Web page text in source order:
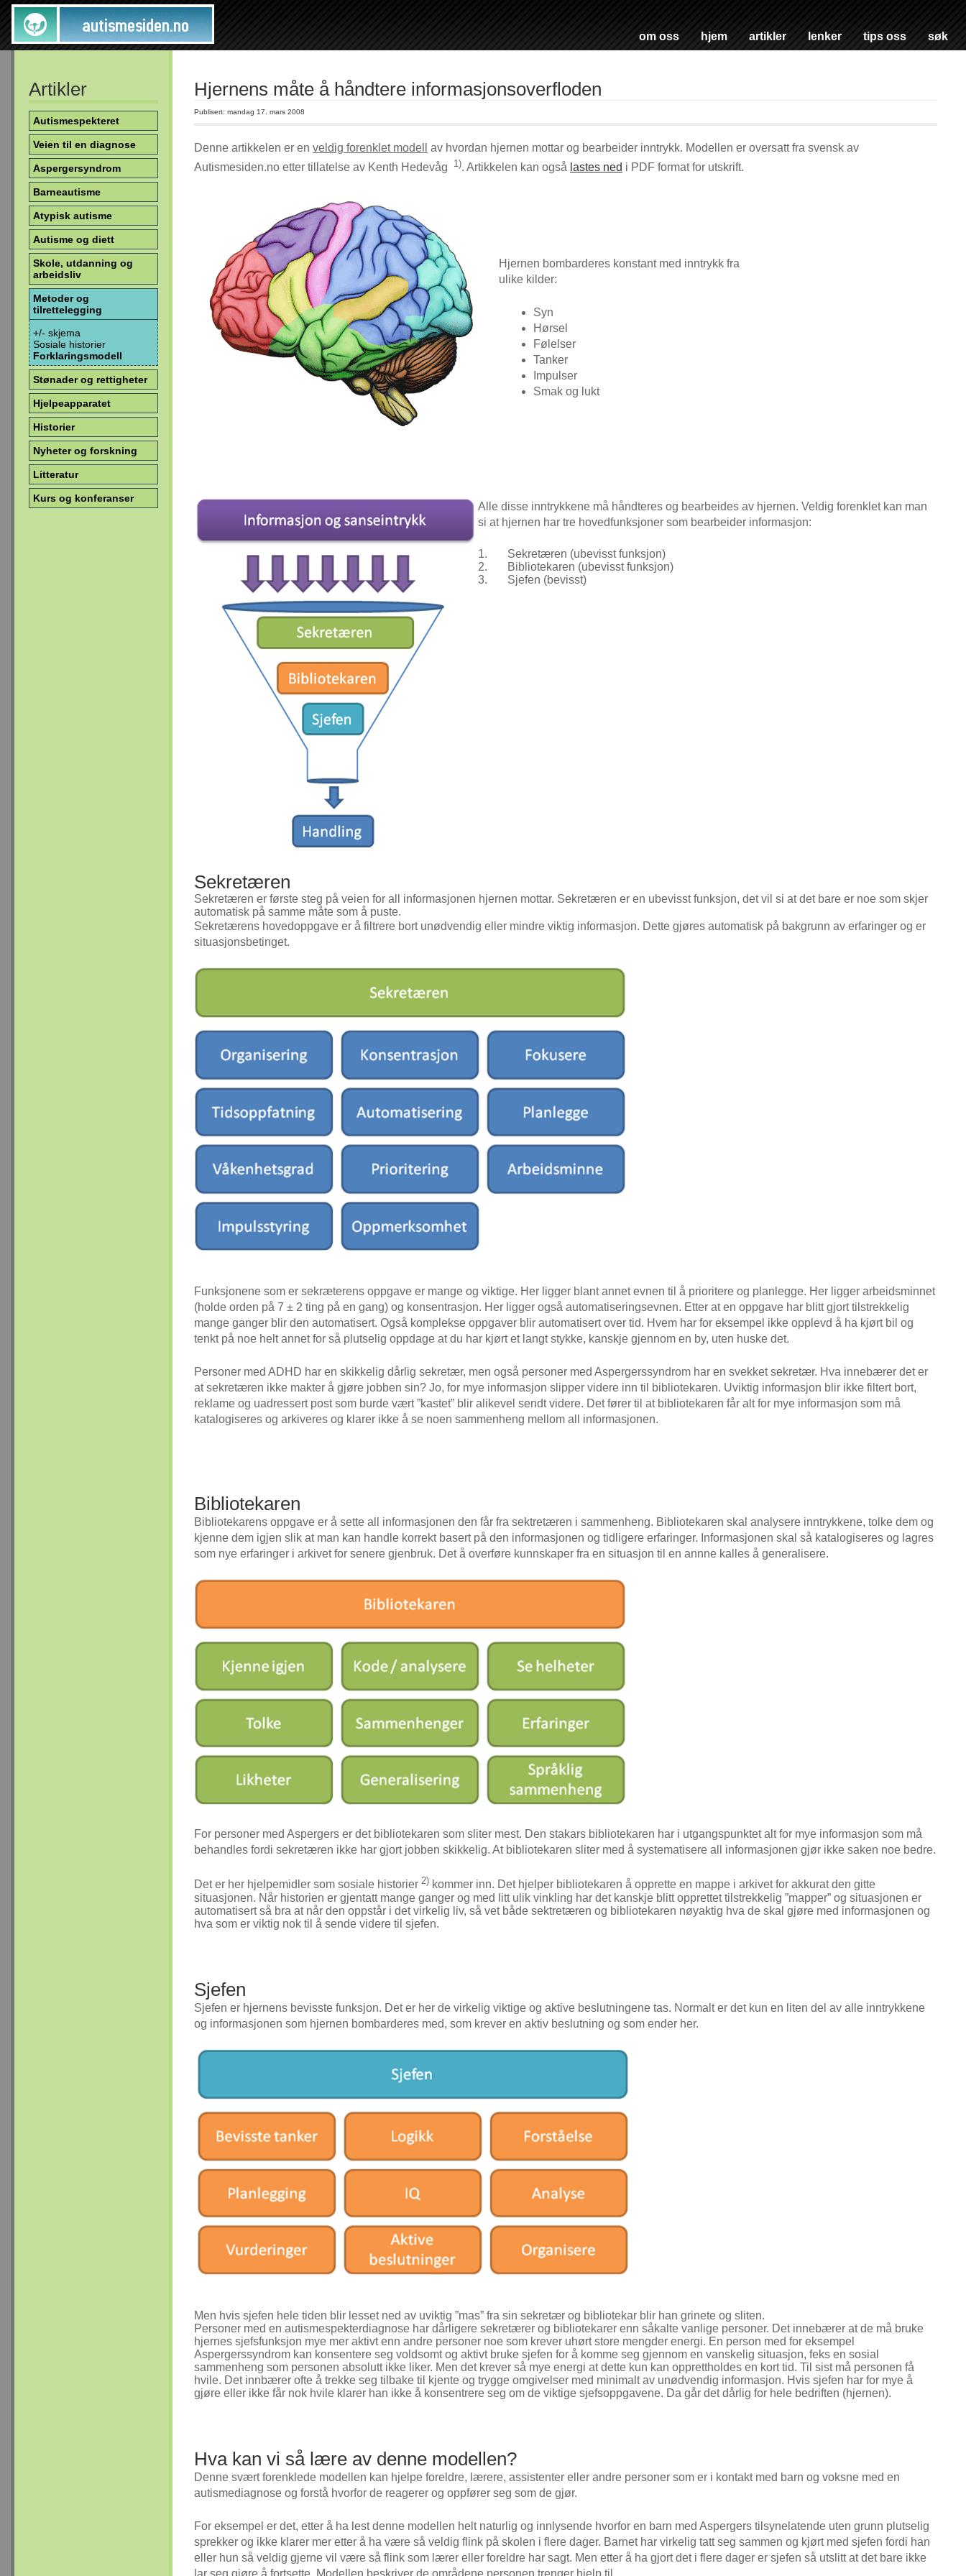
om oss hjem artikler lenker tips oss søk
Artikler
Autismespekteret
Veien til en diagnose
Aspergersyndrom
Barneautisme
Atypisk autisme
Autisme og diett
Skole, utdanning og
arbeidsliv
Metoder og
tilrettelegging
+/- skjema
Sosiale historier
Forklaringsmodell
Stønader og rettigheter
Hjelpeapparatet
Historier
Nyheter og forskning
Litteratur
Kurs og konferanser
Hjernens måte å håndtere informasjonsoverfloden
Publisert: mandag 17. mars 2008
Denne artikkelen er en veldig forenklet modell
av hvordan hjernen mottar og bearbeider inntrykk. Modellen er oversatt fra svensk av
Autismesiden.no etter tillatelse av Kenth Hedevåg
1). Artikkelen kan også lastes ned i PDF format for utskrift.
Hjernen bombarderes konstant med inntrykk fra
ulike kilder:
Syn
Hørsel
Følelser
Tanker
Impulser
Smak og lukt
Alle disse inntrykkene må håndteres og bearbeides av hjernen. Veldig forenklet kan man
si at hjernen har tre hovedfunksjoner som bearbeider informasjon:
1.
Sekretæren (ubevisst funksjon)
2.
Bibliotekaren (ubevisst funksjon)
3.
Sjefen (bevisst)
Sekretæren
Sekretæren er første steg på veien for all informasjonen hjernen mottar. Sekretæren er en ubevisst funksjon, det vil si at det bare er noe som skjer
automatisk på samme måte som å puste.
Sekretærens hovedoppgave er å filtrere bort unødvendig eller mindre viktig informasjon. Dette gjøres automatisk på bakgrunn av erfaringer og er
situasjonsbetinget.
Funksjonene som er sekræterens oppgave er mange og viktige. Her ligger blant annet evnen til å prioritere og planlegge. Her ligger arbeidsminnet
(holde orden på 7 ± 2 ting på en gang) og konsentrasjon. Her ligger også automatiseringsevnen. Etter at en oppgave har blitt gjort tilstrekkelig
mange ganger blir den automatisert. Også komplekse oppgaver blir automatisert over tid. Hvem har for eksempel ikke opplevd å ha kjørt bil og
tenkt på noe helt annet for så plutselig oppdage at du har kjørt et langt stykke, kanskje gjennom en by, uten huske det.
Personer med ADHD har en skikkelig dårlig sekretær, men også personer med Aspergerssyndrom har en svekket sekretær. Hva innebærer det er
at sekretæren ikke makter å gjøre jobben sin? Jo, for mye informasjon slipper videre inn til bibliotekaren. Uviktig informasjon blir ikke filtert bort,
reklame og uadressert post som burde vært ”kastet” blir alikevel sendt videre. Det fører til at bibliotekaren får alt for mye informasjon som må
katalogiseres og arkiveres og klarer ikke å se noen sammenheng mellom all informasjonen.
Bibliotekaren
Bibliotekarens oppgave er å sette all informasjonen den får fra sektretæren i sammenheng. Bibliotekaren skal analysere inntrykkene, tolke dem og
kjenne dem igjen slik at man kan handle korrekt basert på den informasjonen og tidligere erfaringer. Informasjonen skal så katalogiseres og lagres
som nye erfaringer i arkivet for senere gjenbruk. Det å overføre kunnskaper fra en situasjon til en annne kalles å generalisere.
For personer med Aspergers er det bibliotekaren som sliter mest. Den stakars bibliotekaren har i utgangspunktet alt for mye informasjon som må
behandles fordi sekretæren ikke har gjort jobben skikkelig. At bibliotekaren sliter med å systematisere all informasjonen gjør ikke saken noe bedre.
Det er her hjelpemidler som sosiale historier 2) kommer inn. Det hjelper bibliotekaren å opprette en mappe i arkivet for akkurat den gitte
situasjonen. Når historien er gjentatt mange ganger og med litt ulik vinkling har det kanskje blitt opprettet tilstrekkelig ”mapper” og situasjonen er
automatisert så bra at når den oppstår i det virkelig liv, så vet både sektretæren og bibliotekaren nøyaktig hva de skal gjøre med informasjonen og
hva som er viktig nok til å sende videre til sjefen.
Sjefen
Sjefen er hjernens bevisste funksjon. Det er her de virkelig viktige og aktive beslutningene tas. Normalt er det kun en liten del av alle inntrykkene
og informasjonen som hjernen bombarderes med, som krever en aktiv beslutning og som ender her.
Men hvis sjefen hele tiden blir lesset ned av uviktig ”mas” fra sin sekretær og bibliotekar blir han grinete og sliten.
Personer med en autismespekterdiagnose har dårligere sekretærer og bibliotekarer enn såkalte vanlige personer. Det innebærer at de må bruke
hjernes sjefsfunksjon mye mer aktivt enn andre personer noe som krever uhørt store mengder energi. En person med for eksempel
Aspergerssyndrom kan konsentere seg voldsomt og aktivt bruke sjefen for å komme seg gjennom en vanskelig situasjon, feks en sosial
sammenheng som personen absolutt ikke liker. Men det krever så mye energi at dette kun kan opprettholdes en kort tid. Til sist må personen få
hvile. Det innbærer ofte å trekke seg tilbake til kjente og trygge omgivelser med minimalt av unødvendig informasjon. Hvis sjefen har for mye å
gjøre eller ikke får nok hvile klarer han ikke å konsentrere seg om de viktige sjefsoppgavene. Da går det dårlig for hele bedriften (hjernen).
Hva kan vi så lære av denne modellen?
Denne svært forenklede modellen kan hjelpe foreldre, lærere, assistenter eller andre personer som er i kontakt med barn og voksne med en
autismediagnose og forstå hvorfor de reagerer og oppfører seg som de gjør.
For eksempel er det, etter å ha lest denne modellen helt naturlig og innlysende hvorfor en barn med Aspergers tilsynelatende uten grunn plutselig
sprekker og ikke klarer mer etter å ha være så veldig flink på skolen i flere dager. Barnet har virkelig tatt seg sammen og kjørt med sjefen fordi han
eller hun så veldig gjerne vil være så flink som lærer eller foreldre har sagt. Men etter å ha gjort det i flere dager er sjefen så utslitt at det bare ikke
lar seg gjøre å fortsette. Modellen beskriver de områdene personen trenger hjelp til.